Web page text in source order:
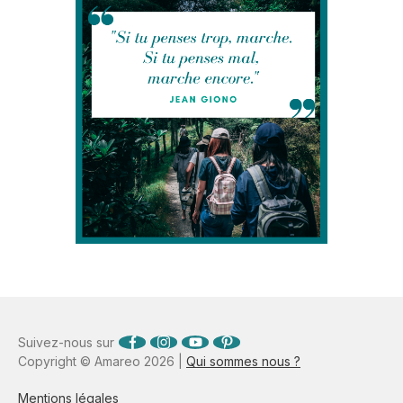
Copyright © Amareo 2026 | Qui sommes nous ?
Mentions légales
Suivez-nous sur